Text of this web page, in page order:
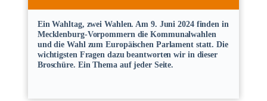
Ein Wahltag, zwei Wahlen. Am 9. Juni 2024 finden in
Mecklenburg-Vorpommern die Kommunalwahlen
und die Wahl zum Europäischen Parlament statt. Die
wichtigsten Fragen dazu beantworten wir in dieser
Broschüre. Ein Thema auf jeder Seite.